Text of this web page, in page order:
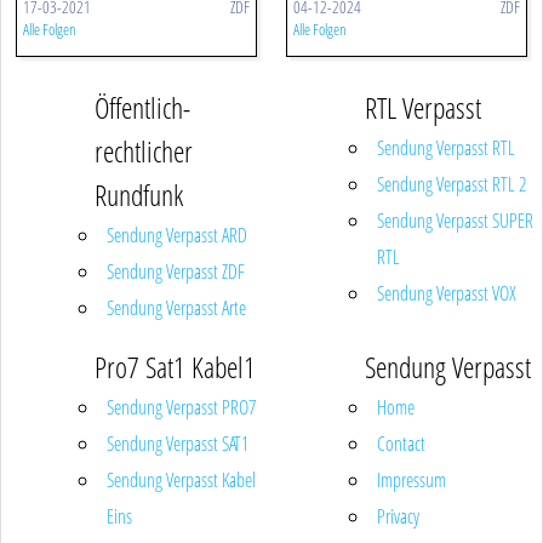
17-03-2021 ZDF
Alle Folgen
04-12-2024 ZDF
Alle Folgen
Öffentlich-
rechtlicher
Rundfunk
Sendung Verpasst ARD
Sendung Verpasst ZDF
Sendung Verpasst Arte
RTL Verpasst
Sendung Verpasst RTL
Sendung Verpasst RTL 2
Sendung Verpasst SUPER
RTL
Sendung Verpasst VOX
Pro7 Sat1 Kabel1
Sendung Verpasst PRO7
Sendung Verpasst SAT1
Sendung Verpasst Kabel
Eins
Sendung Verpasst
Home
Contact
Impressum
Privacy